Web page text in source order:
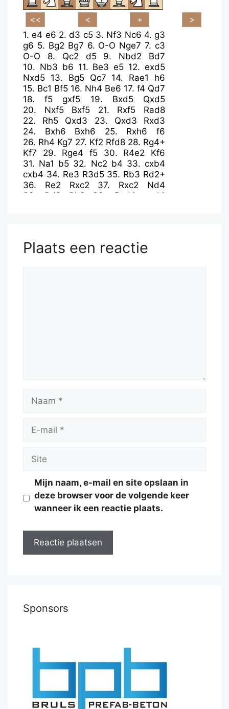
1.e4 e6 2.d3 c5 3. Nf3 Nc6 4.g3
g6 5. Bg2 Bg7 6. O-O Nge7 7. c3
O-O
8. Qc2 d5 9. Nbd2
Bd7
10. Nb3 b6 11. Be3 e5 12.exd5
Nxd5 13. Bg5 Qc7 14. Rae1
h6
15. Bc1 Bf5 16. Nh4 Be6 17. f4 Qd7
18.f5 gxf5 19. Bxd5
Qxd5
20. Nxf5 Bxf5 21. Rxf5
Rad8
22. Rh5 Qxd3 23. Qxd3
Rxd3
24. Bxh6 Bxh6 25. Rxh6
f6
26. Rh4 Kg7 27. Kf2 Rfd8 28. Rg4+
Kf7
29. Rge4 f5 30. R4e2
Kf6
31. Na1 b5 32. Nc2 b4 33.cxb4
cxb4 34. Re3 R3d5 35. Rb3 Rd2+
36. Re2 Rxc2 37. Rxc2
Nd4
38. Rd2 Rh8 39. Rxd4
exd4
49.Kf2 Ra3 50.Rc4
Plaats een reactie
Naam
Site
Mijn naam, e-mail en site opslaan in
deze browser voor de volgende keer
wanneer ik een reactie plaats.
Sponsors